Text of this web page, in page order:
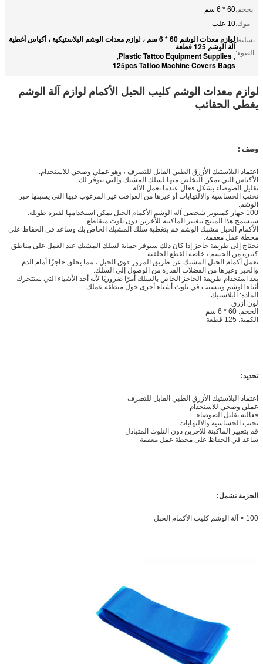
بحجم:60 * 6 سم
موك:10 علب
تسليط
الضوء:
لوازم معدات الوشم 60 * 6 سم ، لوازم معدات الوشم البلاستيكية ، أكياس أغطية
آلة الوشم 125 قطعة
,
Plastic Tattoo Equipment Supplies
,
125pcs Tattoo Machine Covers Bags
لوازم معدات الوشم كليب الحبل الأكمام لوازم آلة الوشم
يغطي الحقائب
وصف :
اعتماد البلاستيك الأزرق الطبي القابل للتصرف ، وهو عملي وصحي للاستخدام.
الأكياس التي يمكن التخلص منها لسلك المشبك والتي تتوفر لك.
تقليل الضوضاء بشكل فعال عندما تعمل الآلة.
تجنب الحساسية والالتهابات أو غيرها من العواقب غير المرغوب فيها التي يسببها حبر
الوشم.
100 جهاز كمبيوتر شخصى آلة الوشم الأكمام الحبل يمكن استخدامها لفترة طويلة.
سيسمح هذا المنتج بتغيير الماكينة للآخرين دون تلوث متقاطع.
الأكمام الحبل مشبك الوشم قم بتغطية سلك المشبك الخاص بك وساعد في الحفاظ على
محطة عمل معقمة.
تحتاج إلى طريقة حاجز إذا كان ذلك سيوفر حماية لسلك المشبك عند العمل على مناطق
كبيرة من الجسم ، خاصة القطع الخلفية.
تعمل أكمام الحبل المشبك عن طريق المرور فوق الحبل ، مما يخلق حاجزًا أمام الدم
والحبر وغيرها من الفضلات القذرة من الوصول إلى السلك.
يعد استخدام طريقة الحاجز الخاص بالسلك أمرًا ضروريًا لأنه أحد الأشياء التي ستتحرك
أثناء الوشم وتتسبب في تلوث أشياء أخرى حول منطقة عملك.
المادة: البلاستيك
لون أزرق
الحجم: 60 * 6 سم
الكمية: 125 قطعة
تحديد:
اعتماد البلاستيك الأزرق الطبي القابل للتصرف
عملي وصحي للاستخدام
فعالية تقليل الضوضاء
تجنب الحساسية والالتهابات
قم بتغيير الماكينة للآخرين دون التلوث المتبادل
ساعد في الحفاظ على محطة عمل معقمة
الحزمة تشمل:
100 × آلة الوشم كليب الأكمام الحبل